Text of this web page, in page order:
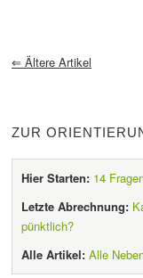
⇐ Ältere Artikel
ZUR
Hier Starten: 14
Letzte Abrechnung:
pünktlich?
Alle Artikel: Alle